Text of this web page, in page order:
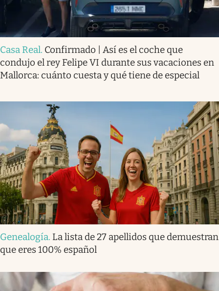
Casa Real. Confirmado | Así es el coche que
condujo el rey Felipe VI durante sus vacaciones en
Mallorca: cuánto cuesta y qué tiene de especial
Genealogía. La lista de 27 apellidos que demuestran
que eres 100% español